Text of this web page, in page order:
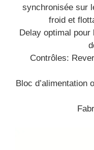
synchronisée sur
froid et
Delay optimal pour
Contrôles:
Bloc d’alimentation